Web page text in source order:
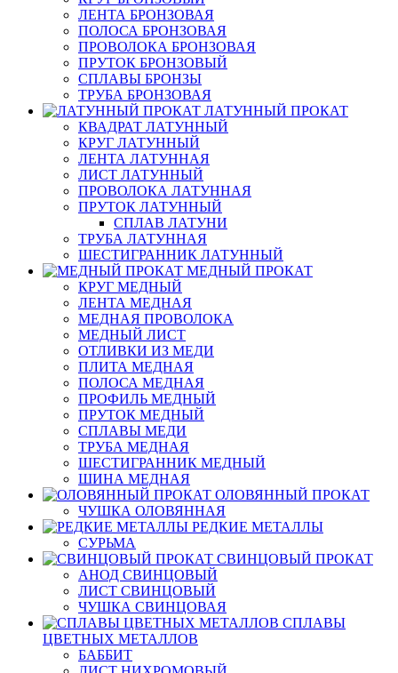
ЛЕНТА БРОНЗОВАЯ
ПОЛОСА БРОНЗОВАЯ
ПРОВОЛОКА БРОНЗОВАЯ
ПРУТОК БРОНЗОВЫЙ
СПЛАВЫ БРОНЗЫ
ТРУБА БРОНЗОВАЯ
ЛАТУННЫЙ ПРОКАТ
КВАДРАТ ЛАТУННЫЙ
КРУГ ЛАТУННЫЙ
ЛЕНТА ЛАТУННАЯ
ЛИСТ ЛАТУННЫЙ
ПРОВОЛОКА ЛАТУННАЯ
ПРУТОК ЛАТУННЫЙ
СПЛАВ ЛАТУНИ
ТРУБА ЛАТУННАЯ
ШЕСТИГРАННИК ЛАТУННЫЙ
МЕДНЫЙ ПРОКАТ
КРУГ МЕДНЫЙ
ЛЕНТА МЕДНАЯ
МЕДНАЯ ПРОВОЛОКА
МЕДНЫЙ ЛИСТ
ОТЛИВКИ ИЗ МЕДИ
ПЛИТА МЕДНАЯ
ПОЛОСА МЕДНАЯ
ПРОФИЛЬ МЕДНЫЙ
ПРУТОК МЕДНЫЙ
СПЛАВЫ МЕДИ
ТРУБА МЕДНАЯ
ШЕСТИГРАННИК МЕДНЫЙ
ШИНА МЕДНАЯ
ОЛОВЯННЫЙ ПРОКАТ
ЧУШКА ОЛОВЯННАЯ
РЕДКИЕ МЕТАЛЛЫ
СУРЬМА
СВИНЦОВЫЙ ПРОКАТ
АНОД СВИНЦОВЫЙ
ЛИСТ СВИНЦОВЫЙ
ЧУШКА СВИНЦОВАЯ
СПЛАВЫ
ЦВЕТНЫХ МЕТАЛЛОВ
БАББИТ